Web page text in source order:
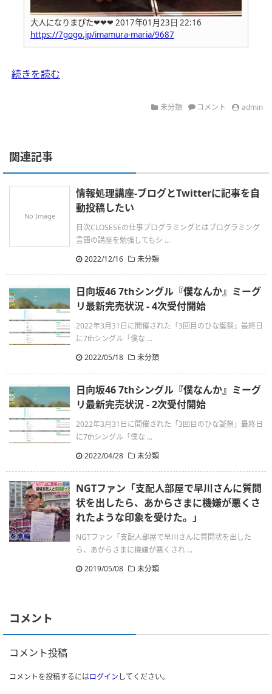
大人になりまぴた❤❤❤ 2017年01月23日 22:16
https://7gogo.jp/imamura-maria/9687
続きを読む
未分類 コメント admin
関連記事
No Image
情報処理講座-ブログとTwitterに記事を自
動投稿したい
目次CLOSESEの仕事プログラミングとはプログラミング
言語の講座を勉強してもシ ...
2022/12/16
未分類
日向坂46 7thシングル『僕なんか』ミーグ
リ最新完売状況 - 4次受付開始
2022年3月31日に開催された「3回目のひな誕祭」最終日
に7thシングル「僕な ...
2022/05/18
未分類
日向坂46 7thシングル『僕なんか』ミーグ
リ最新完売状況 - 2次受付開始
2022年3月31日に開催された「3回目のひな誕祭」最終日
に7thシングル「僕な ...
2022/04/28
未分類
NGTファン「支配人部屋で早川さんに質問
状を出したら、あからさまに機嫌が悪くさ
れたような印象を受けた。」
NGTファン「支配人部屋で早川さんに質問状を出した
ら、あからさまに機嫌が悪くされ ...
2019/05/08
未分類
コメント
コメント投稿
コメントを投稿するにはログインしてください。